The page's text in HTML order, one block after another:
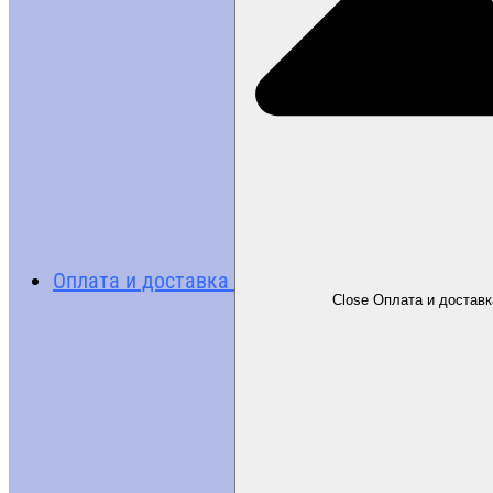
Оплата и доставка
Close Оплата и